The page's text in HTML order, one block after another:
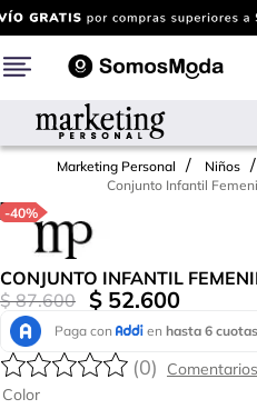
Marketing Personal Niños
Conjunto Infantil
-40%
CONJUNTO INFANTIL
$ 87.600 $ 52.600
(0)
Color